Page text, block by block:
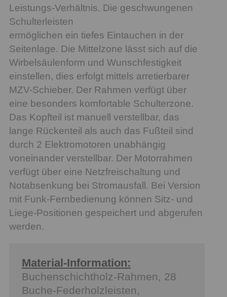
Leistungs-Verhältnis. Die geschwungenen
Schulterleisten
ermöglichen ein tiefes Eintauchen in der
Seitenlage. Die Mittelzone lässt sich auf die
Wirbelsäulenform und Wunschfestigkeit
einstellen, dies erfolgt mittels arretierbarer
MZV-Schieber. Der Rahmen verfügt über
eine besonders komfortable Schulterzone.
Das Kopfteil ist manuell verstellbar, das
lange Rückenteil als auch das Fußteil sind
durch 2 Elektromotoren unabhängig
voneinander verstellbar. Der Motorrahmen
verfügt über eine Netzfreischaltung und
Notabsenkung bei Stromausfall. Bei Version
mit Funk-Fernbedienung können Sitz- und
Liege-Positionen gespeichert und abgerufen
werden.
Material-Information:
Buchenschichtholz-Rahmen, 28
Buche-Federholzleisten,